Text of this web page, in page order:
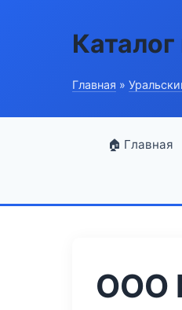
Главная »
🏠 Главная
ООО